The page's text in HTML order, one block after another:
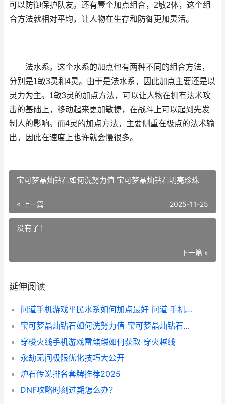
可以防御保护队友。还有壹个加点组合，2敏2体，这个组
合方法就相对平均，让人物在生存和防御更加灵活。
法水系。这个水系的加点也有两种不同的组合方法，
分别是1敏3灵和4灵。由于是法水系，因此加点主要还是以
灵力为主。1敏3灵的加点方法，可以让人物在拥有法术攻
击的基础上，移动起来更加敏捷，在战斗上可以起到先发
制人的影响。而4灵的加点方法，主要侧重在极点的法术输
出，因此在速度上也许就会慢很多。
宝可梦晶灿钻石如何洗努力值 宝可梦晶灿钻石明亮珍珠
« 上一篇 2025-11-25
没有了！
下一篇 »
延伸阅读
问道手机游戏平民水系如何加点最好 问道 手机游戏
宝可梦晶灿钻石如何洗努力值 宝可梦晶灿钻石明亮珍珠
穿梭火线手机游戏雷麒麟如何获取 穿火越线
永劫无间极限优化技巧大公开
炉石传说排名套牌推荐2025
DNF攻略时刻过期怎么办？